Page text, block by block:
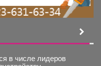
в числе лидеров